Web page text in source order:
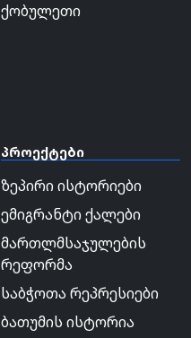
ქობულეთი
პროექტები
ზეპირი ისტორიები
ემიგრანტი ქალები
მართლმსაჯულების
რეფორმა
საბჭოთა რეპრესიები
ბათუმის ისტორია